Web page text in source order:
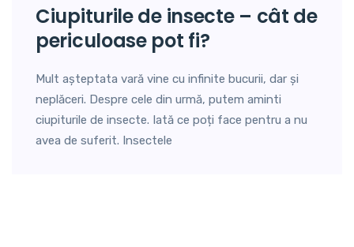
ciupiturile de insecte – cât de
periculoase pot fi?
Mult așteptata vară vine cu infinite bucurii, dar și
neplăceri. Despre cele din urmă, putem aminti
ciupiturile de insecte. Iată ce poți face pentru a nu
avea de suferit. Insectele